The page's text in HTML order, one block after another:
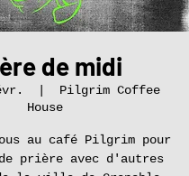
de midi
Pilgrim Coffee
House
au café Pilgrim pour
prière avec d'autres